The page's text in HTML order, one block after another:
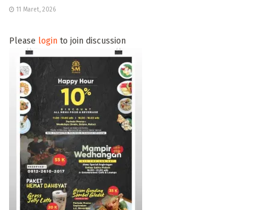
11 Maret, 2026
Please login to join discussion